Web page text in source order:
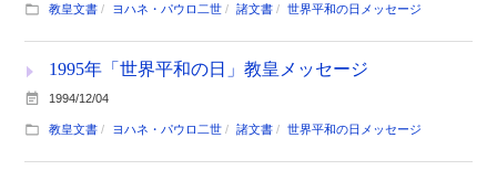
教皇文書 ヨハネ・パウロ二世 諸文書 世界平和の日メッセージ
1995年「世界平和の日」教皇メッセージ
1994/12/04
教皇文書 ヨハネ・パウロ二世 諸文書 世界平和の日メッセージ